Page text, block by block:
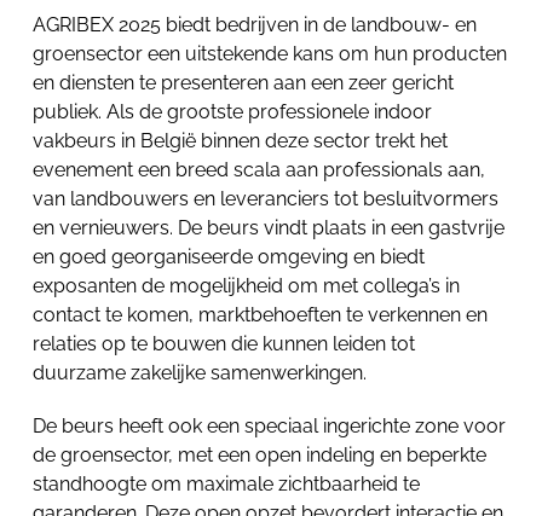
AGRIBEX 2025 biedt bedrijven in de landbouw- en
groensector een uitstekende kans om hun producten
en diensten te presenteren aan een zeer gericht
publiek. Als de grootste professionele indoor
vakbeurs in België binnen deze sector trekt het
evenement een breed scala aan professionals aan,
van landbouwers en leveranciers tot besluitvormers
en vernieuwers. De beurs vindt plaats in een gastvrije
en goed georganiseerde omgeving en biedt
exposanten de mogelijkheid om met collega’s in
contact te komen, marktbehoeften te verkennen en
relaties op te bouwen die kunnen leiden tot
duurzame zakelijke samenwerkingen.
De beurs heeft ook een speciaal ingerichte zone voor
de groensector, met een open indeling en beperkte
standhoogte om maximale zichtbaarheid te